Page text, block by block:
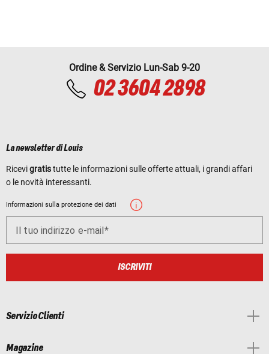
Ordine & Servizio Lun-Sab 9-20
02 3604 2898
La newsletter di Louis
Ricevigratistutte le informazioni sulle offerte attuali, i grandi affari
o le novità interessanti.
Informazioni sulla protezione dei dati
Il tuo indirizzo e-mail
ISCRIVITI
Servizio Clienti
Magazine